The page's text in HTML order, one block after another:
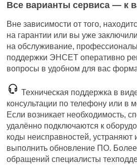
Все варианты сервиса — к
Вне зависимости от того,
на гарантии или вы уже
на обслуживание,
поддержки ЭНСЕТ оперативно
вопросы в удобном для вас
Техническая поддержка в
консультации по телефону или в
Если возникает необходимость,
удалённо подключаются к
коды неисправностей, устраняют
выполнить обновление ПО.
обращений специалисты